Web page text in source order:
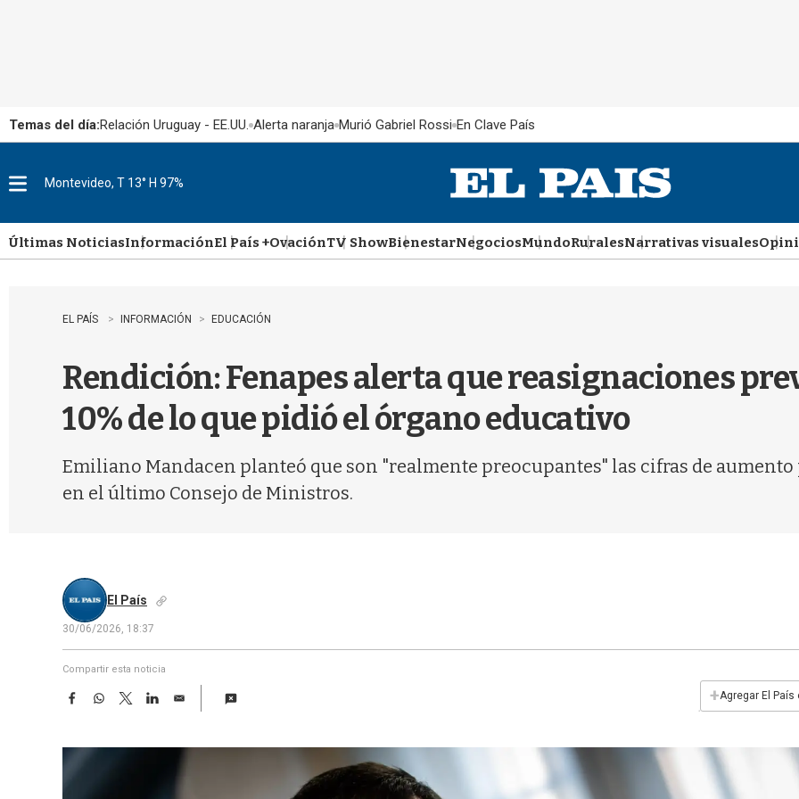
Temas del día:Relación Uruguay - EE.UU. Alerta naranja Murió Gabriel Rossi En Clave País
u
Montevideo, T 13° H 97%
Últimas NoticiasInformaciónEl País +OvaciónTV ShowBienestarNegociosMundoRuralesNarrativas visuales
EL PAÍS INFORMACIÓN EDUCACIÓN
Rendición: Fenapes alerta que reasignaciones
10% de lo que pidió el órgano educativo
Emiliano Mandacen planteó que son "realmente preocupantes" las cifras de
en el último Consejo de Ministros.
El País
30/06/2026, 18:37
Compartir esta noticia
F
e
b
W
t
T
w
t
L
k
E
i
+Agregar El País